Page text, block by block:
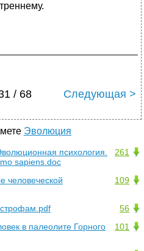
/ 68 Следующая >
Эволюция
261
психология.
sapiens.doc
109
человеческой
56
101
в палеолите Горного